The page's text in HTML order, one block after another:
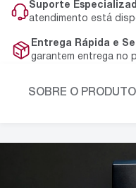
Suporte
atendimento está
Entrega Rápida e
garantem entrega no
SOBRE O PRODUTO